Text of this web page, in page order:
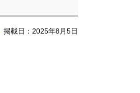
掲載日：2025年8月5日